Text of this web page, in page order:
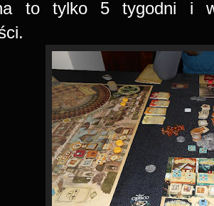
to tylko 5 tygodni i